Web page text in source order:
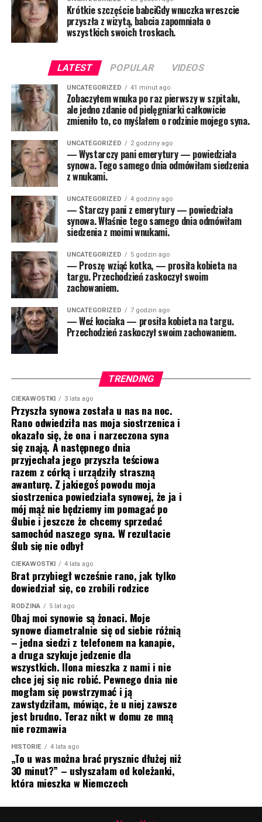
Krótkie szczęście babciGdy wnuczka wreszcie
przyszła z wizytą, babcia zapomniała o
wszystkich swoich troskach.
LATEST POPULAR VIDEOS
UNCATEGORIZED 41 minut ago
Zobaczyłem wnuka po raz pierwszy w szpitalu,
ale jedno zdanie od pielęgniarki całkowicie
zmieniło to, co myślałem o rodzinie mojego syna.
UNCATEGORIZED 2 godziny ago
— Wystarczy pani emerytury — powiedziała
synowa. Tego samego dnia odmówiłam siedzenia
z wnukami.
UNCATEGORIZED 4 godziny ago
— Starczy pani z emerytury — powiedziała
synowa. Właśnie tego samego dnia odmówiłam
siedzenia z moimi wnukami.
UNCATEGORIZED 5 godzin ago
— Proszę wziąć kotka, — prosiła kobieta na
targu. Przechodzień zaskoczył swoim
zachowaniem.
UNCATEGORIZED 7 godzin ago
— Weź kociaka — prosiła kobieta na targu.
Przechodzień zaskoczył swoim zachowaniem.
TRENDING
CIEKAWOSTKI 3 lata ago
Przyszła synowa została u nas na noc.
Rano odwiedziła nas moja siostrzenica i
okazało się, że ona i narzeczona syna
się znają. A następnego dnia
przyjechała jego przyszła teściowa
razem z córką i urządziły straszną
awanturę. Z jakiegoś powodu moja
siostrzenica powiedziała synowej, że ja i
mój mąż nie będziemy im pomagać po
ślubie i jeszcze że chcemy sprzedać
samochód naszego syna. W rezultacie
ślub się nie odbył
CIEKAWOSTKI 4 lata ago
Brat przybiegł wcześnie rano, jak tylko
dowiedział się, co zrobili rodzice
RODZINA 5 lat ago
Obaj moi synowie są żonaci. Moje
synowe diametralnie się od siebie różnią
– jedna siedzi z telefonem na kanapie,
a druga szykuje jedzenie dla
wszystkich. Ilona mieszka z nami i nie
chce jej się nic robić. Pewnego dnia nie
mogłam się powstrzymać i ją
zawstydziłam, mówiąc, że u niej zawsze
jest brudno. Teraz nikt w domu ze mną
nie rozmawia
HISTORIE 4 lata ago
„To u was można brać prysznic dłużej niż
30 minut?” – usłyszałam od koleżanki,
która mieszka w Niemczech